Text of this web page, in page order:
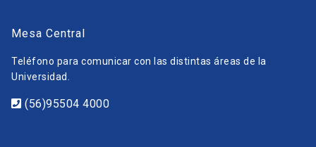
Mesa Central
Teléfono para comunicar con las distintas áreas de la
Universidad.
(56)95504 4000